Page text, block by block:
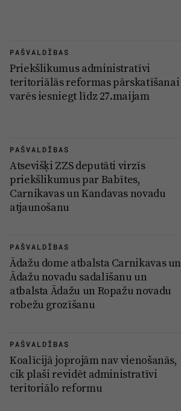
PAŠVALDĪBAS
Priekšlikumus administratīvi
teritoriālās reformas pārskatīšanai
varēs iesniegt līdz 27.maijam
PAŠVALDĪBAS
Atsevišķi ZZS deputāti virzīs
priekšlikumus par Babītes,
Carnikavas un Kandavas novadu
atjaunošanu
PAŠVALDĪBAS
Ādažu dome atbalsta Carnikavas un
Ādažu novadu sadalīšanu un
atbalsta Ādažu un Ropažu novadu
robežu grozīšanu
PAŠVALDĪBAS
Koalīcijā joprojām nav vienošanās,
cik plaši revidēt administratīvi
teritoriālo reformu